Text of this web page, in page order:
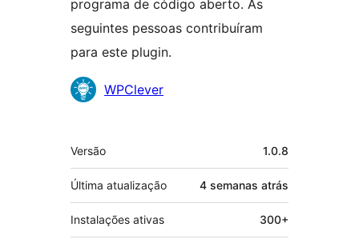
programa de código aberto. As
seguintes pessoas contribuíram
para este plugin.
Colaboradores
WPClever
Meta
Versão 1.0.8
Última atualização 4 semanas atrás
Instalações ativas 300+